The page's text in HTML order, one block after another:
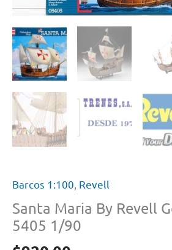
Barcos 1:100 Revell
Santa Maria By Revell
5405 1/90